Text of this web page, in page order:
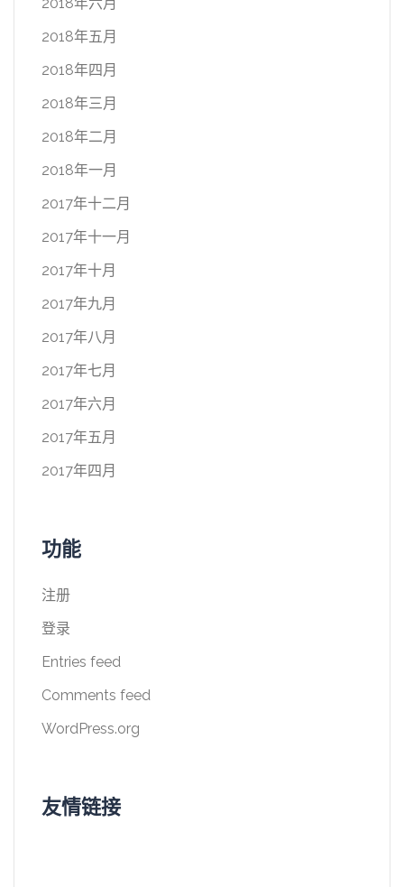
2018年五月
2018年四月
2018年三月
2018年二月
2018年一月
2017年十二月
2017年十一月
2017年十月
2017年九月
2017年八月
2017年七月
2017年六月
2017年五月
2017年四月
功能
注册
登录
Entries feed
Comments feed
WordPress.org
友情链接